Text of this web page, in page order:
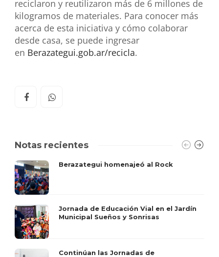
reciclaron y reutilizaron más de 6 millones de
kilogramos de materiales. Para conocer más
acerca de esta iniciativa y cómo colaborar
desde casa, se puede ingresar
en Berazategui.gob.ar/recicla.
Notas recientes
Berazategui homenajeó al Rock
Jornada de Educación Vial en el Jardín
Municipal Sueños y Sonrisas
Continúan las Jornadas de